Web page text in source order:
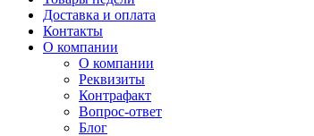
Доставка и оплата
Контакты
О компании
О компании
Реквизиты
Контрафакт
Вопрос-ответ
Блог